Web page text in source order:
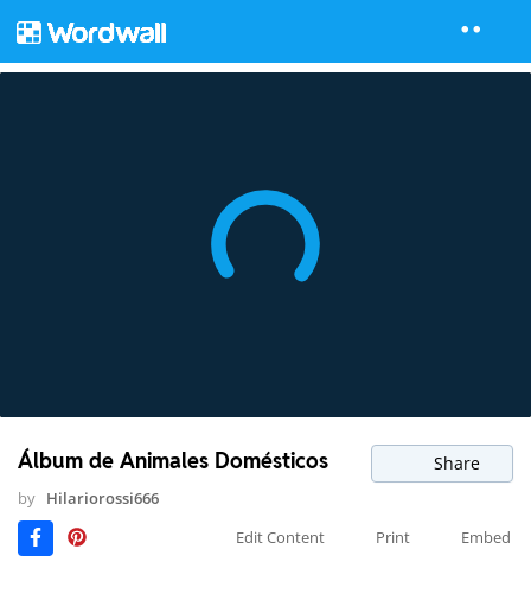
Álbum de Animales Domésticos Share
by Hilariorossi666
Edit Content
Print Embed